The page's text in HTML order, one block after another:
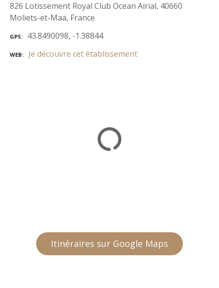
826 Lotissement Royal Club Ocean Airial, 40660
Moliets-et-Maa, France
GPS 43.8490098, -1.38844
WEB Je découvre cet établissement
Itinéraires sur Google Maps